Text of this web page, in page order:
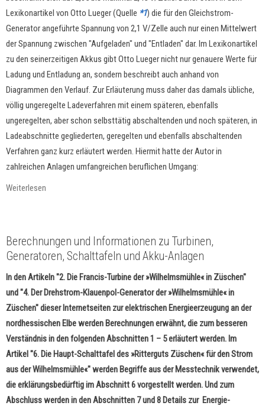
Lexikonartikel von Otto Lueger (Quelle *1) die für den Gleichstrom-
Generator angeführte Spannung von 2,1 V/Zelle auch nur einen Mittelwert
der Spannung zwischen "Aufgeladen" und "Entladen" dar. Im Lexikonartikel
zu den seinerzeitigen Akkus gibt Otto Lueger nicht nur genauere Werte für
Ladung und Entladung an, sondern beschreibt auch anhand von
Diagrammen den Verlauf. Zur Erläuterung muss daher das damals übliche,
völlig ungeregelte Ladeverfahren mit einem späteren, ebenfalls
ungeregelten, aber schon selbsttätig abschaltenden und noch späteren, in
Ladeabschnitte gegliederten, geregelten und ebenfalls abschaltenden
Verfahren ganz kurz erläutert werden. Hiermit hatte der Autor in
zahlreichen Anlagen umfangreichen beruflichen Umgang:
Weiterlesen
Berechnungen und Informationen zu Turbinen,
Generatoren, Schalttafeln und Akku-Anlagen
In den Artikeln "2. Die Francis-Turbine der »Wilhelmsmühle« in Züschen"
und "4. Der Drehstrom-Klauenpol-Generator der »Wilhelmsmühle« in
Züschen" dieser Internetseiten zur elektrischen Energieerzeugung an der
nordhessischen Elbe werden Berechnungen erwähnt, die zum besseren
Verständnis in den folgenden Abschnitten 1 – 5 erläutert werden. Im
Artikel "6. Die Haupt-Schalttafel des »Ritterguts Züschen« für den Strom
aus der Wilhelmsmühle«"werden Begriffe aus der Messtechnik verwendet,
die erklärungsbedürftig im Abschnitt 6 vorgestellt werden. Und zum
Abschluss werden in den Abschnitten 7 und 8 Details zur Energie-